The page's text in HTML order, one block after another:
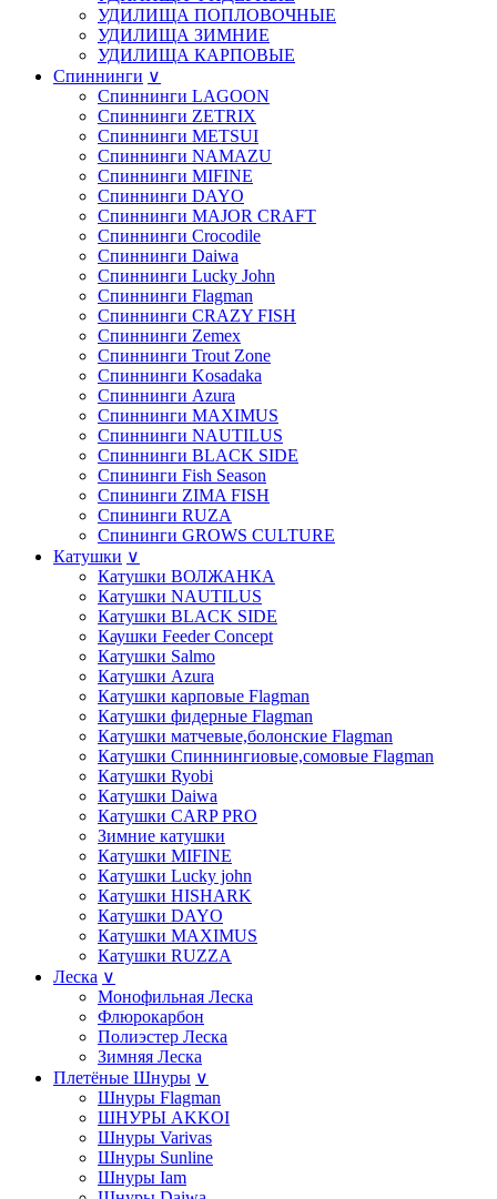
УДИЛИЩА ПОПЛОВОЧНЫЕ
УДИЛИЩА ЗИМНИЕ
УДИЛИЩА КАРПОВЫЕ
Спиннинги ∨
Спиннинги LAGOON
Спиннинги ZETRIX
Спиннинги METSUI
Спиннинги NAMAZU
Спиннинги MIFINE
Спиннинги DAYO
Спиннинги MAJOR CRAFT
Спиннинги Crocodile
Спиннинги Daiwa
Спиннинги Lucky John
Спиннинги Flagman
Спиннинги CRAZY FISH
Спиннинги Zemex
Спиннинги Trout Zone
Спиннинги Kosadaka
Спиннинги Azura
Спиннинги MAXIMUS
Спиннинги NAUTILUS
Спиннинги BLACK SIDE
Спининги Fish Season
Спининги ZIMA FISH
Спининги RUZA
Спининги GROWS CULTURE
Катушки ∨
Катушки ВОЛЖАНКА
Катушки NAUTILUS
Катушки BLACK SIDE
Каушки Feeder Concept
Катушки Salmo
Катушки Azura
Катушки карповые Flagman
Катушки фидерные Flagman
Катушки матчевые,болонские Flagman
Катушки Спиннингиовые,сомовые Flagman
Катушки Ryobi
Катушки Daiwa
Катушки СARP PRO
Зимние катушки
Катушки MIFINE
Катушки Lucky john
Катушки HISHARK
Катушки DAYO
Катушки MAXIMUS
Катушки RUZZA
Леска ∨
Монофильная Леска
Флюрокарбон
Полиэстер Леска
Зимняя Леска
Плетёные Шнуры ∨
Шнуры Flagman
ШНУРЫ AKKOI
Шнуры Varivas
Шнуры Sunline
Шнуры Iam